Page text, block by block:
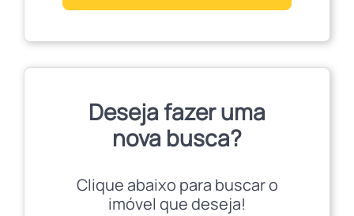
Deseja fazer uma
nova busca?
Clique abaixo para buscar o
imóvel que deseja!